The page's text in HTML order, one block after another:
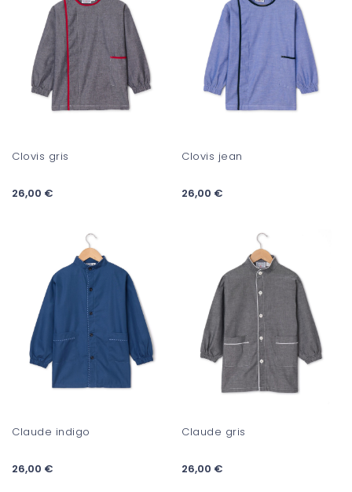
Clovis gris
26,00 €
Clovis jean
26,00 €
Claude indigo
26,00 €
Claude gris
26,00 €